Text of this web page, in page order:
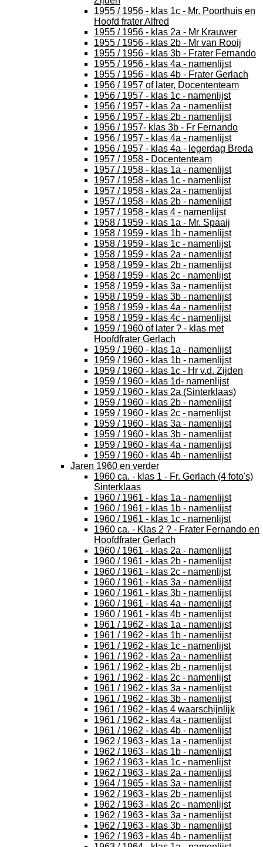
1955 / 1956 - klas 1c - Mr. Poorthuis en
Hoofd frater Alfred
1955 / 1956 - klas 2a - Mr Krauwer
1955 / 1956 - klas 2b - Mr van Rooij
1955 / 1956 - klas 3b - Frater Fernando
1955 / 1956 - klas 4a - namenlijst
1955 / 1956 - klas 4b - Frater Gerlach
1956 / 1957 of later, Docententeam
1956 / 1957 - klas 1c - namenlijst
1956 / 1957 - klas 2a - namenlijst
1956 / 1957 - klas 2b - namenlijst
1956 / 1957- klas 3b - Fr Fernando
1956 / 1957 - klas 4a - namenlijst
1956 / 1957 - klas 4a - legerdag Breda
1957 / 1958 - Docententeam
1957 / 1958 - klas 1a - namenlijst
1957 / 1958 - klas 1c - namenlijst
1957 / 1958 - klas 2a - namenlijst
1957 / 1958 - klas 2b - namenlijst
1957 / 1958 - klas 4 - namenlijst
1958 / 1959 - klas 1a - Mr. Spaaij
1958 / 1959 - klas 1b - namenlijst
1958 / 1959 - klas 1c - namenlijst
1958 / 1959 - klas 2a - namenlijst
1958 / 1959 - klas 2b - namenlijst
1958 / 1959 - klas 2c - namenlijst
1958 / 1959 - klas 3a - namenlijst
1958 / 1959 - klas 3b - namenlijst
1958 / 1959 - klas 4a - namenlijst
1958 / 1959 - klas 4c - namenlijst
1959 / 1960 of later ? - klas met
Hoofdfrater Gerlach
1959 / 1960 - klas 1a - namenlijst
1959 / 1960 - klas 1b - namenlijst
1959 / 1960 - klas 1c - Hr v.d. Zijden
1959 / 1960 - klas 1d- namenlijst
1959 / 1960 - klas 2a (Sinterklaas)
1959 / 1960 - klas 2b - namenlijst
1959 / 1960 - klas 2c - namenlijst
1959 / 1960 - klas 3a - namenlijst
1959 / 1960 - klas 3b - namenlijst
1959 / 1960 - klas 4a - namenlijst
1959 / 1960 - klas 4b - namenlijst
Jaren 1960 en verder
1960 ca. - klas 1 - Fr. Gerlach (4 foto's)
Sinterklaas
1960 / 1961 - klas 1a - namenlijst
1960 / 1961 - klas 1b - namenlijst
1960 / 1961 - klas 1c - namenlijst
1960 ca. - Klas 2 ? - Frater Fernando en
Hoofdfrater Gerlach
1960 / 1961 - klas 2a - namenlijst
1960 / 1961 - klas 2b - namenlijst
1960 / 1961 - klas 2c - namenlijst
1960 / 1961 - klas 3a - namenlijst
1960 / 1961 - klas 3b - namenlijst
1960 / 1961 - klas 4a - namenlijst
1960 / 1961 - klas 4b - namenlijst
1961 / 1962 - klas 1a - namenlijst
1961 / 1962 - klas 1b - namenlijst
1961 / 1962 - klas 1c - namenlijst
1961 / 1962 - klas 2a - namenlijst
1961 / 1962 - klas 2b - namenlijst
1961 / 1962 - klas 2c - namenlijst
1961 / 1962 - klas 3a - namenlijst
1961 / 1962 - klas 3b - namenlijst
1961 / 1962 - klas 4 waarschijnlijk
1961 / 1962 - klas 4a - namenlijst
1961 / 1962 - klas 4b - namenlijst
1962 / 1963 - klas 1a - namenlijst
1962 / 1963 - klas 1b - namenlijst
1962 / 1963 - klas 1c - namenlijst
1962 / 1963 - klas 2a - namenlijst
1964 / 1965 - klas 3a - namenlijst
1962 / 1963 - klas 2b - namenlijst
1962 / 1963 - klas 2c - namenlijst
1962 / 1963 - klas 3a - namenlijst
1962 / 1963 - klas 3b - namenlijst
1962 / 1963 - klas 4b - namenlijst